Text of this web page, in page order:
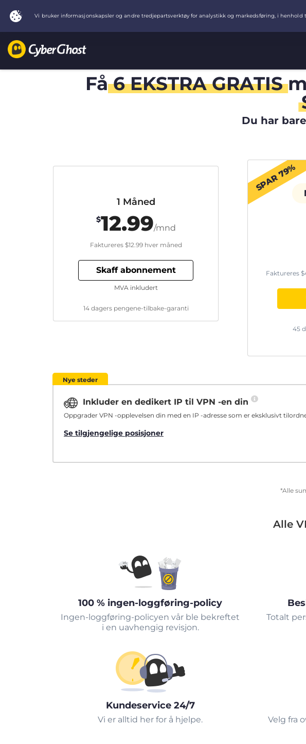
Få6 EKSTRA GRATIS
Du har bare
SPAR 79%
Faktureres $
45
1 Måned
$12.99/mnd
Faktureres $12.99hver måned
Skaff abonnement
14 dagers pengene-tilbake-garanti
MVA inkludert
Nye steder
Inkluder en dedikert IP til VPN -en din
Oppgrader VPN -opplevelsen din med en IP -adresse som er eksklusivt
Se tilgjengelige posisjoner
*Alle
Alle
100 % ingen-loggføring-policy
Ingen-loggføring-policyen vår ble bekreftet
i en uavhengig revisjon.
Totalt
Kundeservice 24/7
Vi er alltid her for å hjelpe.
Velg fra